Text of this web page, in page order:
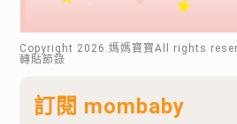
Copyright 2026 .媽媽寶寶All rights
轉貼節錄
訂閱 mombaby